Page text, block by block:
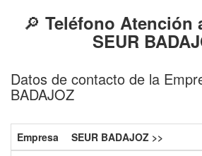
🔎 Teléfono Atención
SEUR
Datos de contacto de la
BADAJOZ
Empresa
SEUR BADAJOZ >>